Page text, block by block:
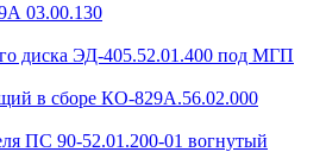
03.00.130
диска ЭД-405.52.01.400 под МГП
в сборе КО-829А.56.02.000
ПС 90-52.01.200-01 вогнутый